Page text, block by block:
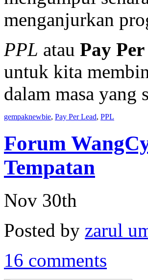
menganjurkan
PPL atau Pay
untuk kita
dalam masa
gempaknewbie, Pay Per Lead, PPL
Forum
Tempatan
Nov 30th
Posted by zarul
16 comments